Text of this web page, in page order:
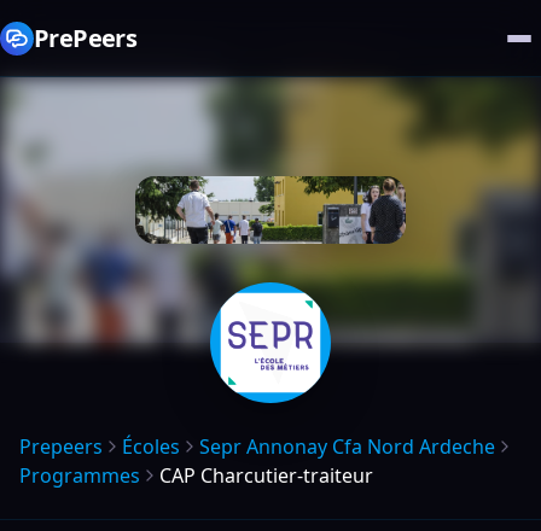
PrePeers
Prepeers Écoles
Sepr Annonay Cfa Nord Ardeche
Programmes
CAP Charcutier-traiteur